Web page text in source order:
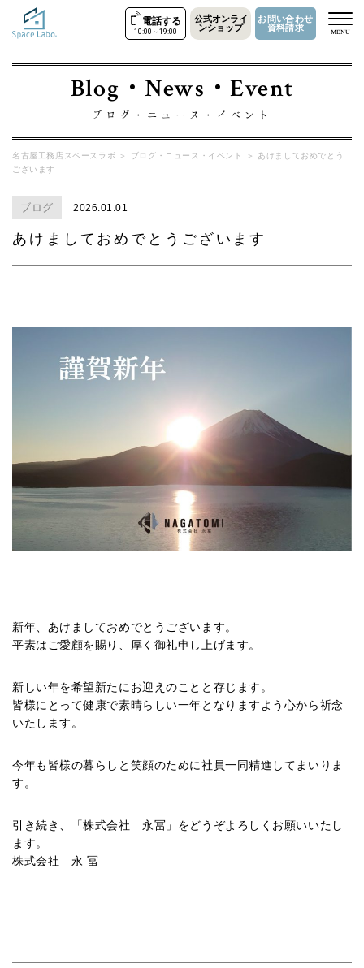
電話する
10:00～19:00
公式オンライ
ンショップ
お問い合わせ
資料請求
MENU
Blog・News・Event
ブログ・ニュース・イベント
名古屋工務店スペースラボ ＞ ブログ・ニュース・イベント ＞
あけましておめでとう
ございます
ブログ 2026.01.01
あけましておめでとうございます
新年、あけましておめでとうございます。
平素はご愛顧を賜り、厚く御礼申し上げます。
新しい年を希望新たにお迎えのことと存じます。
皆様にとって健康で素晴らしい一年となりますよう心から祈念
いたします。
今年も皆様の暮らしと笑顔のために社員一同精進してまいりま
す。
引き続き、「株式会社 永冨」をどうぞよろしくお願いいたし
ます。
株式会社 永 冨